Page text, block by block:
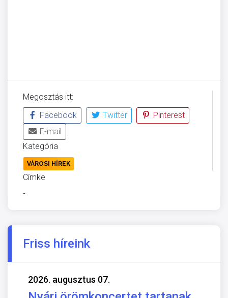
Megosztás itt:
Facebook
Twitter
Pinterest
E-mail
Kategória
VÁROSI HÍREK
Címke
-
Friss híreink
2026. augusztus 07.